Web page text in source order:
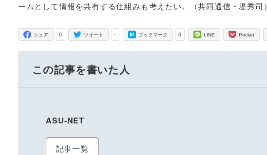
ームとして情報を共有する仕組みも考えたい。（共同通信・堤秀司）
0
シェア -
ツイート 0
ブックマーク LINE Pocket
この記事を書いた人
ASU-NET
記事一覧